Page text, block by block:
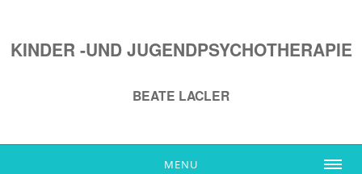
KINDER -UND JUGENDPSYCHOTHERAPIE
BEATE LACLER
MENU